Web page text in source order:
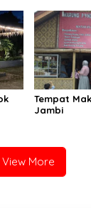
Tempat
Jambi
View More